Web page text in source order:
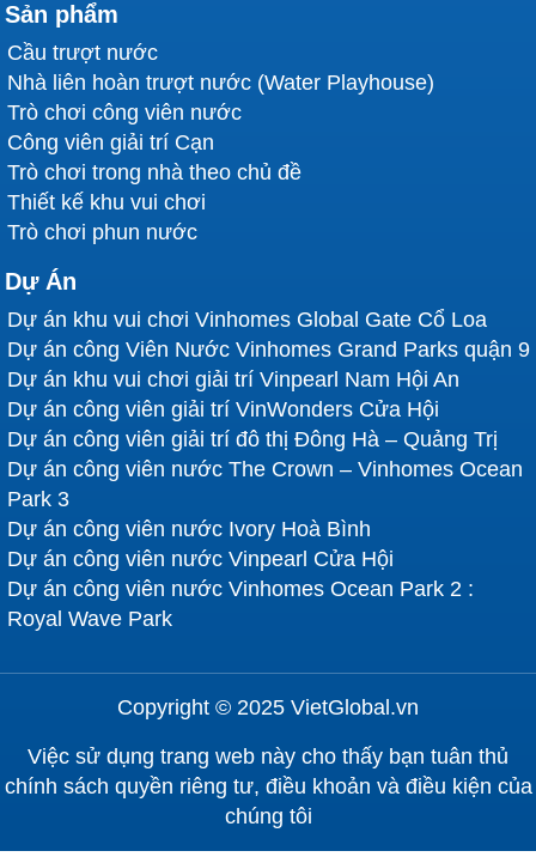
Sản phẩm
Cầu trượt nước
Nhà liên hoàn trượt nước (Water Playhouse)
Trò chơi công viên nước
Công viên giải trí Cạn
Trò chơi trong nhà theo chủ đề
Thiết kế khu vui chơi
Trò chơi phun nước
Dự Án
Dự án khu vui chơi Vinhomes Global Gate Cổ Loa
Dự án công Viên Nước Vinhomes Grand Parks quận 9
Dự án khu vui chơi giải trí Vinpearl Nam Hội An
Dự án công viên giải trí VinWonders Cửa Hội
Dự án công viên giải trí đô thị Đông Hà – Quảng Trị
Dự án công viên nước The Crown – Vinhomes Ocean
Park 3
Dự án công viên nước Ivory Hoà Bình
Dự án công viên nước Vinpearl Cửa Hội
Dự án công viên nước Vinhomes Ocean Park 2 :
Royal Wave Park
Copyright © 2025 VietGlobal.vn
Việc sử dụng trang web này cho thấy bạn tuân thủ
chính sách quyền riêng tư, điều khoản và điều kiện của
chúng tôi